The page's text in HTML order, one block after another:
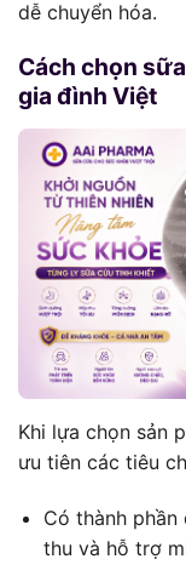
dễ chuyển hóa.
Cách chọn
gia đình Việt
Khi lựa chọn sản
ưu tiên các tiêu
Có thành phần
thu và hỗ trợ